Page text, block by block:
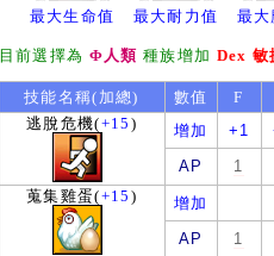
最大生命值 最大耐力值 最
目前選擇為 Φ人類 種族增加 Dex 敏
技能名稱(加總) 數值
F
逃脫危機(+15 ) 增加 +1
AP
1
蒐集雞蛋(+15 )
增加
AP
1